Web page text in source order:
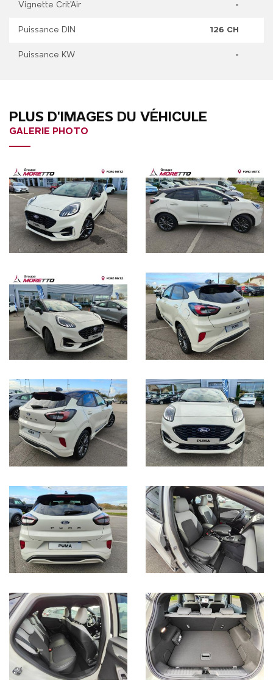
Vignette Crit'Air -
Puissance DIN 126 CH
Puissance KW -
PLUS D'IMAGES DU VÉHICULE
GALERIE PHOTO